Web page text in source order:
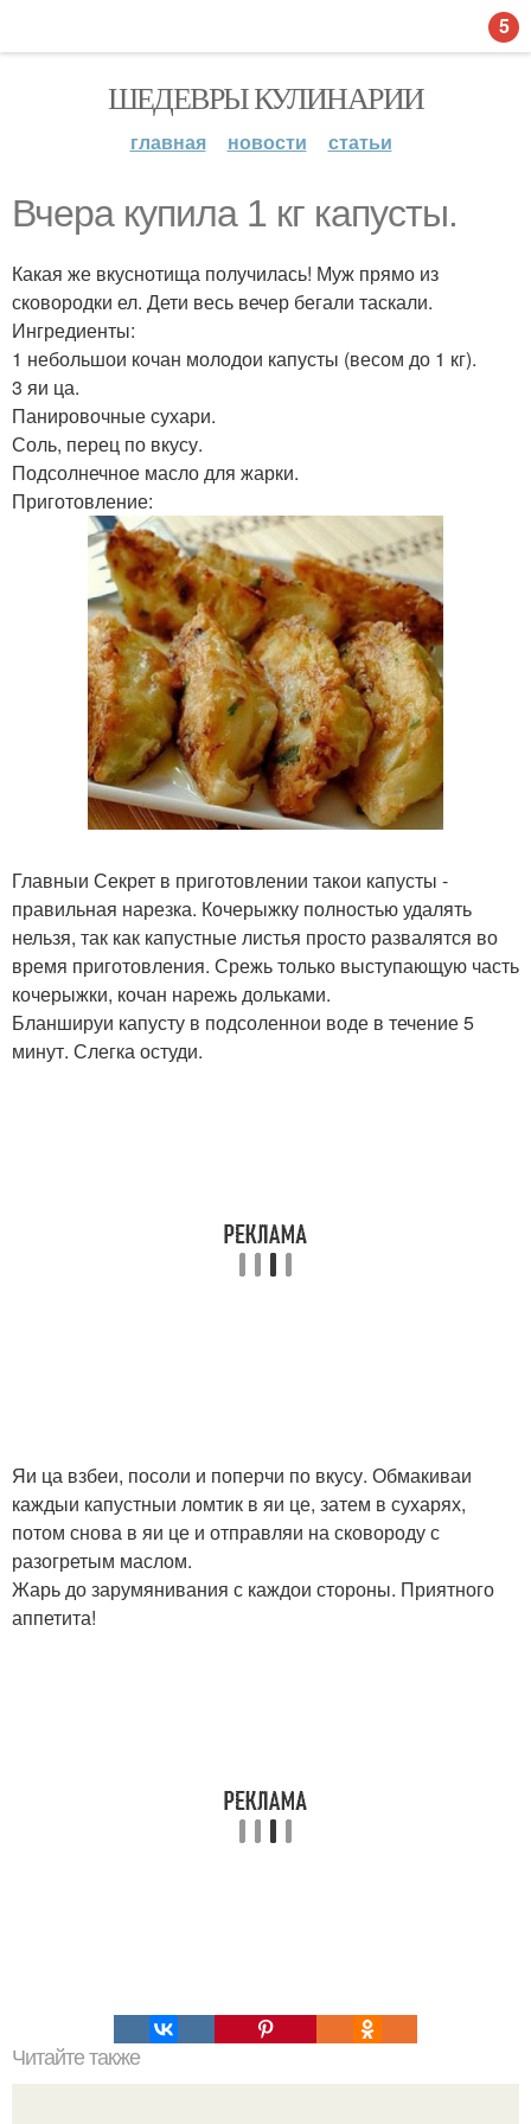
ШЕДЕВРЫ КУЛИНАРИИ
главная новости статьи
Вчера купила 1 кг капусты.
Какая же вкуснотища получилась! Муж прямо из
сковородки ел. Дети весь вечер бегали таскали.
Ингредиенты:
1 небольшои кочан молодои капусты (весом до 1 кг).
3 яи ца.
Панировочные сухари.
Соль, перец по вкусу.
Подсолнечное масло для жарки.
Приготовление:
Главныи Секрет в приготовлении такои капусты -
правильная нарезка. Кочерыжку полностью удалять
нельзя, так как капустные листья просто развалятся во
время приготовления. Срежь только выступающую часть
кочерыжки, кочан нарежь дольками.
Бланшируи капусту в подсоленнои воде в течение 5
минут. Слегка остуди.
Яи ца взбеи, посоли и поперчи по вкусу. Обмакиваи
каждыи капустныи ломтик в яи це, затем в сухарях,
потом снова в яи це и отправляи на сковороду с
разогретым маслом.
Жарь до зарумянивания с каждои стороны. Приятного
аппетита!
Читайте также
5